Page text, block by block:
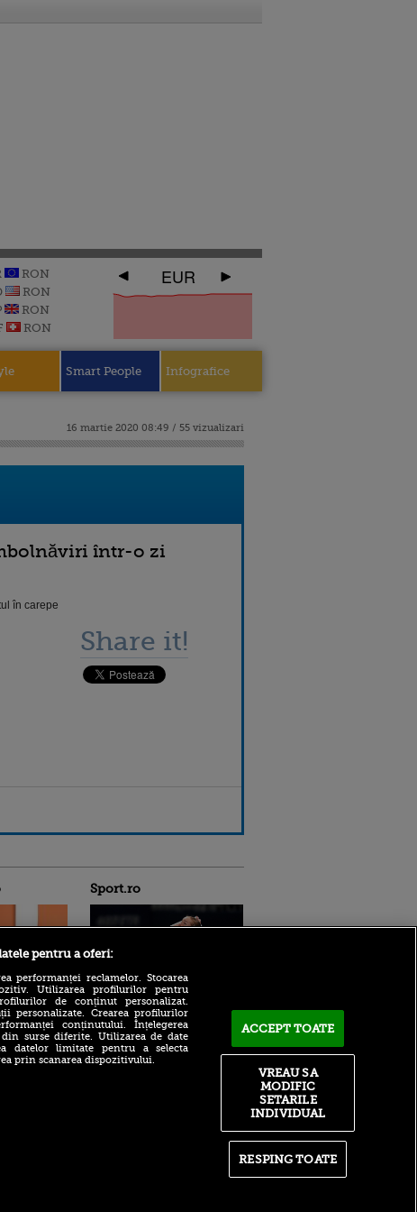
RON
RON
RON
RON
EUR
Smart People Infografice
16 martie 2020 08:49 / 55 vizualizari
într-o zi
în carepe
Share it!
lui,
tată!
Sport.ro
Svitolina a dat de pământ cu
jucătoarea care a învins-o
pe Ruse. Ucraineanca va
bifa o premieră alături de
pentru a oferi:
performanței reclamelor. Stocarea
Utilizarea profilurilor pentru
de conținut personalizat.
personalizate. Crearea profilurilor
conținutului. Înțelegerea
surse diferite. Utilizarea de date
datelor limitate pentru a selecta
prin scanarea dispozitivului.
ACCEPT TOATE
RESPING TOATE
VREAU SA
MODIFIC
SETARILE
INDIVIDUAL